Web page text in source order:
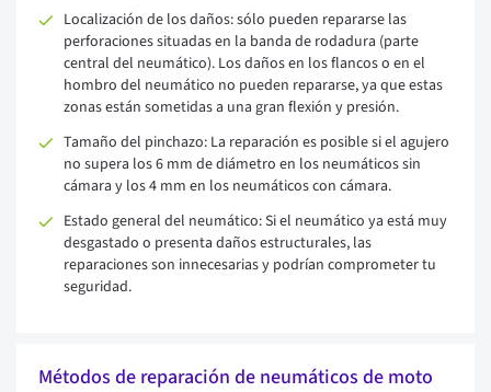
Localización de los daños: sólo pueden repararse las
perforaciones situadas en la banda de rodadura (parte
central del neumático). Los daños en los flancos o en el
hombro del neumático no pueden repararse, ya que estas
zonas están sometidas a una gran flexión y presión.
Tamaño del pinchazo: La reparación es posible si el agujero
no supera los 6 mm de diámetro en los neumáticos sin
cámara y los 4 mm en los neumáticos con cámara.
Estado general del neumático: Si el neumático ya está muy
desgastado o presenta daños estructurales, las
reparaciones son innecesarias y podrían comprometer tu
seguridad.
Métodos de reparación de neumáticos de moto